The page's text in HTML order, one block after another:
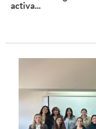
activa...